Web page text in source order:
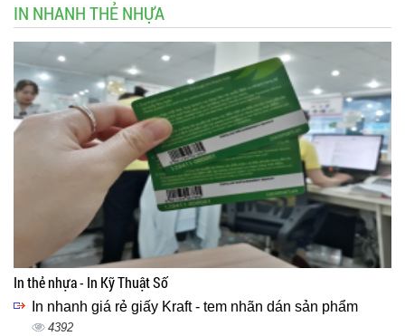
IN NHANH THẺ NHỰA
In thẻ nhựa - In Kỹ Thuật Số
In nhanh giá rẻ giấy Kraft - tem nhãn dán sản phẩm
4392